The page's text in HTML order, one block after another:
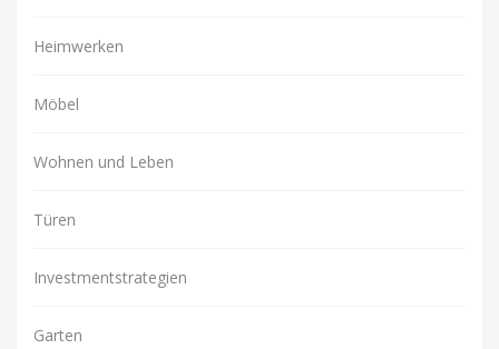
Heimwerken
Möbel
Wohnen und Leben
Türen
Investmentstrategien
Garten